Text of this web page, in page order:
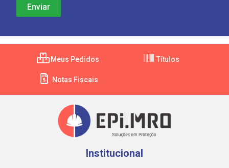
Meus Pedidos Títulos
Notas Fiscais
Institucional